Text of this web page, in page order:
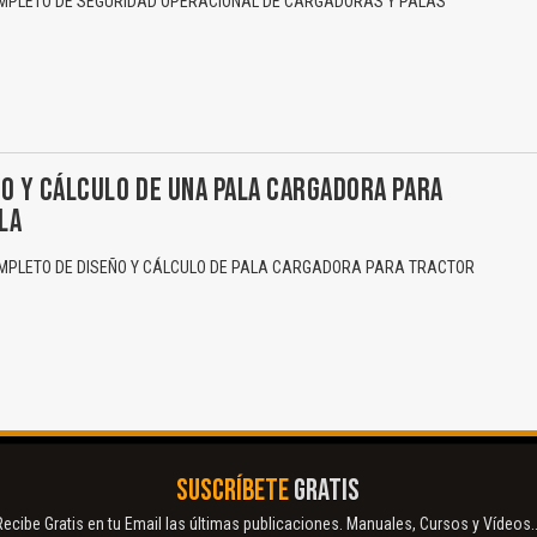
Y CÁLCULO DE UNA PALA CARGADORA PARA
DE DISEÑO Y CÁLCULO DE PALA CARGADORA PARA TRACTOR
SUSCRÍBETEGRATIS
Gratis en tu Email las últimas publicaciones. Manuales, Cursos y
No carga o no se visualiza el contenido.